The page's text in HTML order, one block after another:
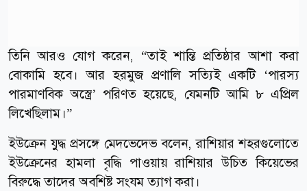
তিনি আরও যোগ করেন, “তাই শান্তি প্রতিষ্ঠার আশা করা
বোকামি হবে। আর হরমুজ প্রণালি সত্যিই একটি ‘পারস্য
পারমাণবিক অস্ত্রে’ পরিণত হয়েছে, যেমনটি আমি ৮ এপ্রিল
লিখেছিলাম।”
ইউক্রেন যুদ্ধ প্রসঙ্গে মেদভেদেভ বলেন, রাশিয়ার শহরগুলোতে
ইউক্রেনের হামলা বৃদ্ধি পাওয়ায় রাশিয়ার উচিত কিয়েভের
বিরুদ্ধে তাদের অবশিষ্ট সংযম ত্যাগ করা।